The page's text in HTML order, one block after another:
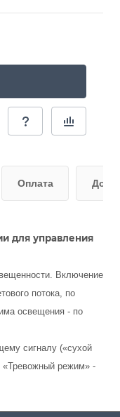
Оплата
для управления
Включение
потока, по
освещения - по
сигналу («сухой
«Тревожный режим» -